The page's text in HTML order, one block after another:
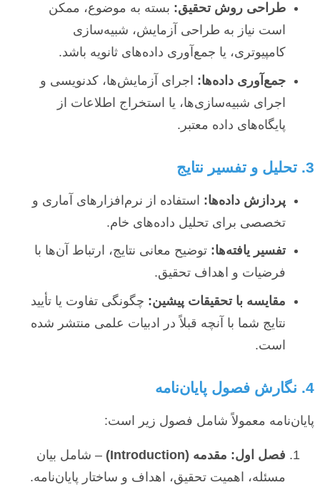
طراحی روش تحقیق: بسته به موضوع، ممکن
است نیاز به طراحی آزمایش، شبیه‌سازی
کامپیوتری، یا جمع‌آوری داده‌های ثانویه باشد.
جمع‌آوری داده‌ها: اجرای آزمایش‌ها، کدنویسی و
اجرای شبیه‌سازی‌ها، یا استخراج اطلاعات از
پایگاه‌های داده معتبر.
3. تحلیل و تفسیر نتایج
پردازش داده‌ها: استفاده از نرم‌افزارهای آماری و
تخصصی برای تحلیل داده‌های خام.
تفسیر یافته‌ها: توضیح معانی نتایج، ارتباط آن‌ها با
فرضیات و اهداف تحقیق.
مقایسه با تحقیقات پیشین: چگونگی تفاوت یا تأیید
نتایج شما با آنچه قبلاً در ادبیات علمی منتشر شده
است.
4. نگارش فصول پایان‌نامه
پایان‌نامه معمولاً شامل فصول زیر است:
فصل اول: مقدمه (Introduction)
– شامل بیان
مسئله، اهمیت تحقیق، اهداف و ساختار پایان‌نامه.